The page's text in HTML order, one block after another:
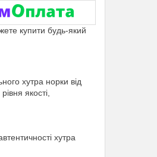
купити будь-який
хутра норки від
якості,
хутра